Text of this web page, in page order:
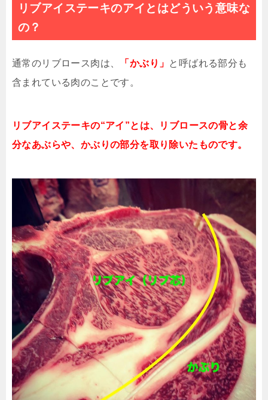
リブアイステーキのアイとはどういう意味な
の？
通常のリブロース肉は、 「かぶり」 と呼ばれる部分も
含まれている肉のことです。
リブアイステーキの“アイ”とは、
リブロースの骨と余
分なあぶらや、 かぶりの部分を取り除いたものです。